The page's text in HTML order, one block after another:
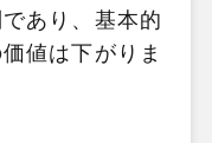
あり、基本的
値は下がりま